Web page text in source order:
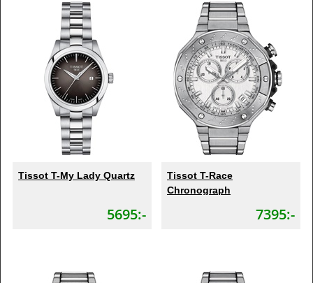
Tissot T-My Lady Quartz
5695:-
Tissot T-Race
Chronograph
7395:-